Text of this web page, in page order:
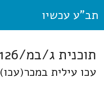
תב"ע עכשיו
תוכנית ג/במ/126 הגליל המרכזי
עכו עילית במכר(עכו)